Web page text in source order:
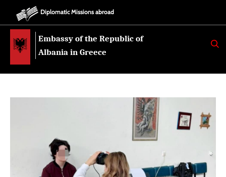
Diplomatic Missions abroad
Embassy of the Republic of
Albania in Greece
K
E